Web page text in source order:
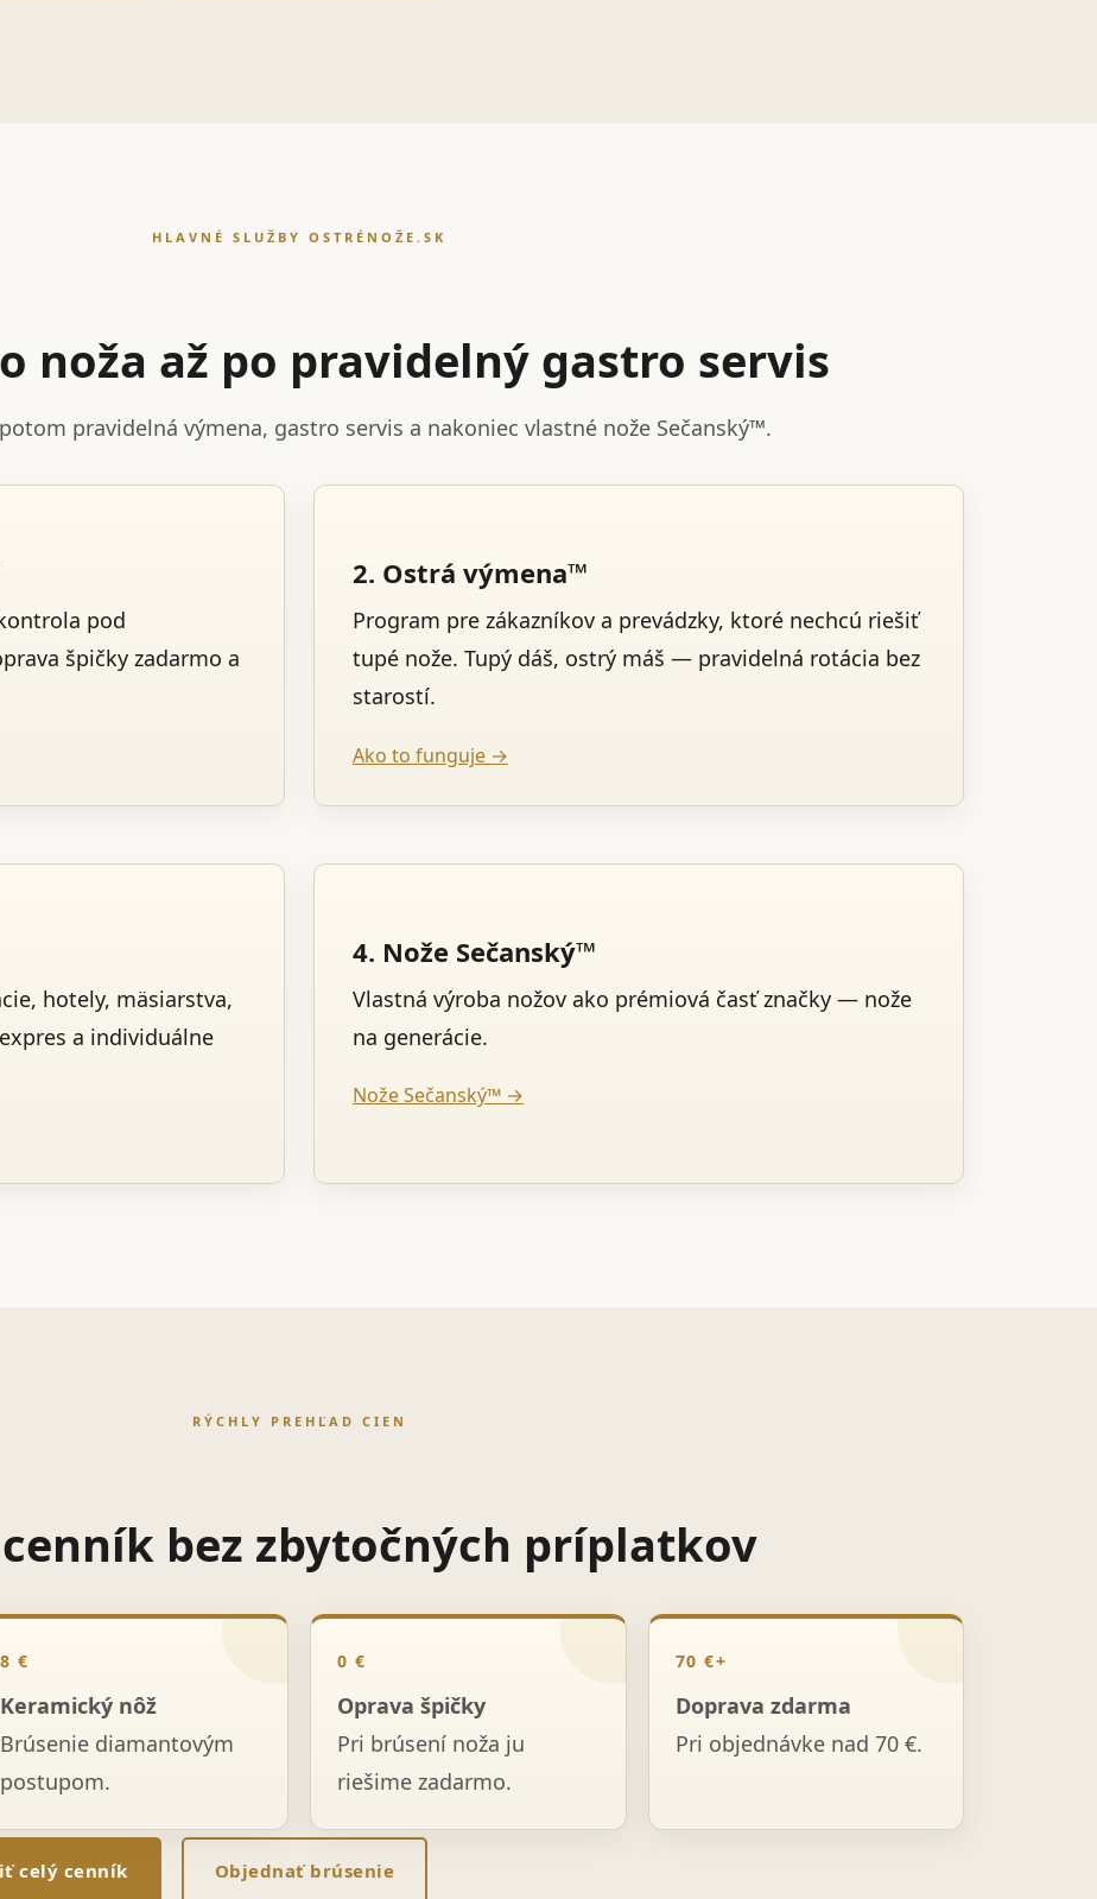
HLAVNÉ SLUŽBY OSTRÉNOŽE.SK
noža až po pravidelný gastro servis
pravidelná výmena, gastro servis a nakoniec vlastné nože Sečanský™.
pod
špičky zadarmo a
2. Ostrá výmena™
Program pre zákazníkov a prevádzky, ktoré nechcú riešiť
tupé nože. Tupý dáš, ostrý máš — pravidelná rotácia bez
starostí.
Ako to funguje →
hotely, mäsiarstva,
a individuálne
4. Nože Sečanský™
Vlastná výroba nožov ako prémiová časť značky — nože
na generácie.
Nože Sečanský™ →
RÝCHLY PREHĽAD CIEN
bez zbytočných príplatkov
8 €
Keramický nôž
Brúsenie diamantovým
postupom.
0 €
Oprava špičky
Pri brúsení noža ju
riešime zadarmo.
70 €+
Doprava zdarma
Pri objednávke nad 70 €.
celý cenník Objednať brúsenie